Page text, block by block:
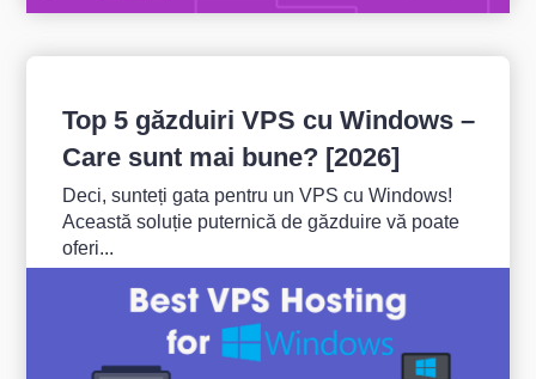
Top 5 găzduiri VPS cu Windows –
Care sunt mai bune? [2026]
Deci, sunteți gata pentru un VPS cu Windows!
Această soluție puternică de găzduire vă poate
oferi...